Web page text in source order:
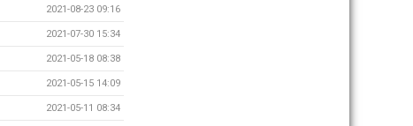
2021-08-23 09:16
2021-07-30 15:34
2021-05-18 08:38
2021-05-15 14:09
2021-05-11 08:34